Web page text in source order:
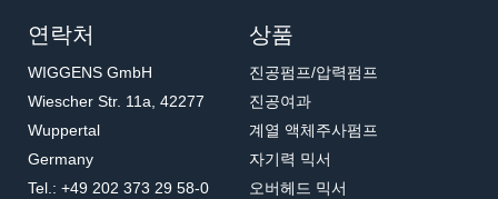
연락처
WIGGENS GmbH
Wiescher Str. 11a, 42277
Wuppertal
Germany
Tel.: +49 202 373 29 58-0
상품
진공펌프/압력펌프
진공여과
계열 액체주사펌프
자기력 믹서
오버헤드 믹서